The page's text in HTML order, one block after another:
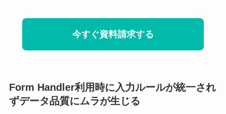
今すぐ資料請求する
Form Handler利用時に入力ルールが統一され
ずデータ品質にムラが生じる